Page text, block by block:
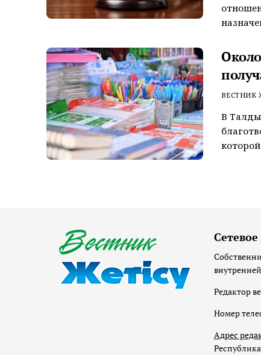
ВЕСТНИК
В
Редактор
Номер
Адрес